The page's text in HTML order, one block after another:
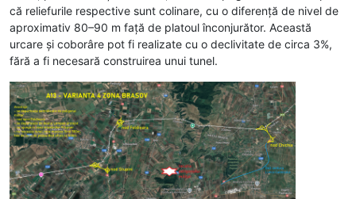
că reliefurile respective sunt colinare, cu o diferență de nivel de
aproximativ 80–90 m față de platoul înconjurător. Această
urcare și coborâre pot fi realizate cu o declivitate de circa 3%,
fără a fi necesară construirea unui tunel.